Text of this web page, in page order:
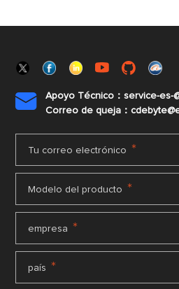

Apoyo Técnico：service-es-
Correo de queja：
Tu correo electrónico *
Modelo del producto *
empresa *
país *